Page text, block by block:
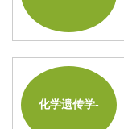
化学遗传学-